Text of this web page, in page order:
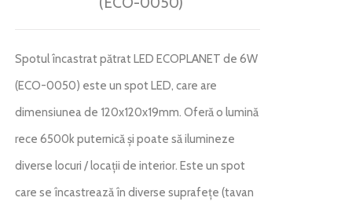
Spotul încastrat pătrat LED ECOPLANET de 6W
(ECO-0050) este un spot LED, care are
dimensiunea de 120x120x19mm. Oferă o lumină
rece 6500k puternică și poate să ilumineze
diverse locuri / locații de interior. Este un spot
care se încastrează în diverse suprafețe (tavan